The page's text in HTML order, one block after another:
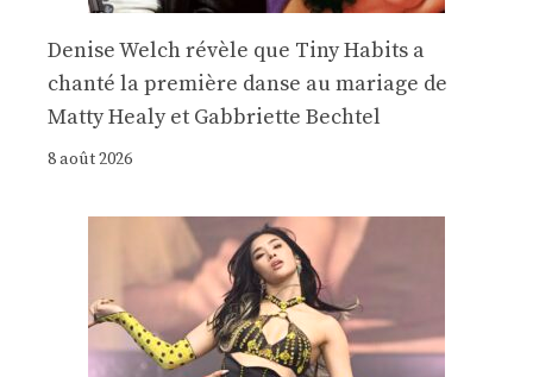
Denise Welch révèle que Tiny Habits a
chanté la première danse au mariage de
Matty Healy et Gabbriette Bechtel
8 août 2026